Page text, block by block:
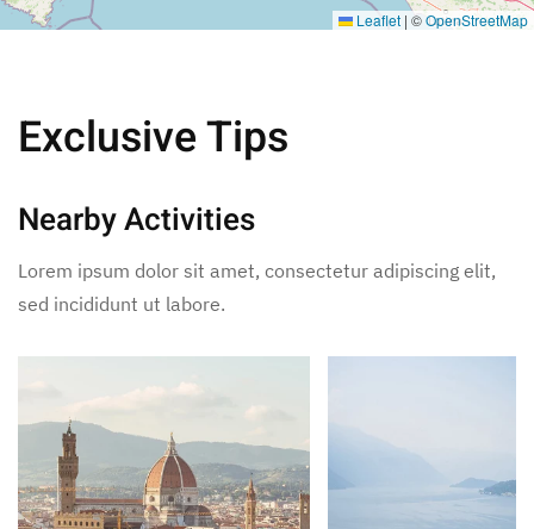
Leaflet | ©OpenStreetMap
Exclusive Tips
Nearby Activities
Lorem ipsum dolor sit amet, consectetur adipiscing elit,
sed incididunt ut labore.